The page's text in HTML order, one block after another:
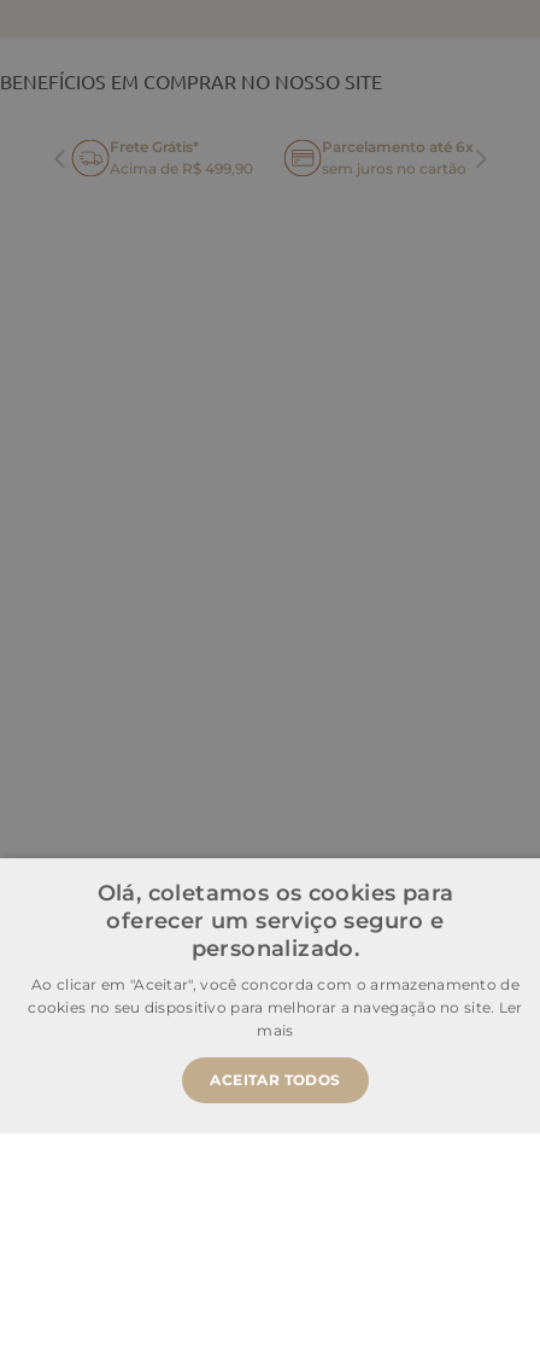
BENEFÍCIOS EM COMPRAR NO NOSSO SITE
Frete Grátis*
Acima de R$ 499,90
Parcelamento até 6x
sem juros no cartão
Olá, coletamos os cookies para
oferecer um serviço seguro e
personalizado.
Ao clicar em "Aceitar", você concorda com o armazenamento de
cookies no seu dispositivo para melhorar a navegação no site. Ler
mais
ACEITAR TODOS